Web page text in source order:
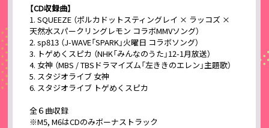
【CD収録曲】
1. SQUEEZE （ポルカドットスティングレイ × ラッコズ ×
天然水スパークリングレモン コラボMMVソング）
2. sp813 （J-WAVE「SPARK」火曜日 コラボソング）
3. トゲめくスピカ （NHK「みんなのうた」12-1月放送）
4. 女神 （MBS / TBSドラマイズム「左ききのエレン」主題歌）
5. スタジオライブ 女神
6. スタジオライブ トゲめくスピカ
全６曲収録
※M5, M6はCDのみボーナストラック